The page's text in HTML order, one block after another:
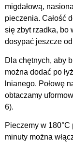
migdałową,
pieczenia. Całość
się zbyt rzadka, bo
dosypać jeszcze
Dla chętnych, aby
można dodać po
lnianego. Połowę
obtaczamy
6).
Pieczemy w 180°C
minuty można